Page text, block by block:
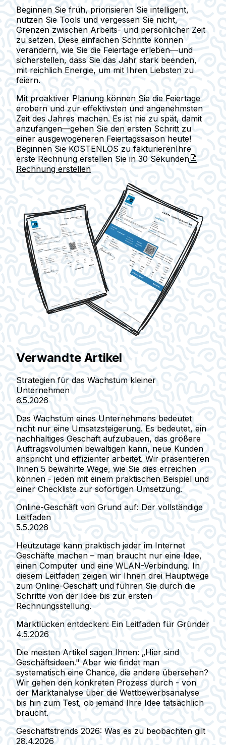
Beginnen Sie früh, priorisieren Sie intelligent,
nutzen Sie Tools und vergessen Sie nicht,
Grenzen zwischen Arbeits- und persönlicher Zeit
zu setzen. Diese einfachen Schritte können
verändern, wie Sie die Feiertage erleben—und
sicherstellen, dass Sie das Jahr stark beenden,
mit reichlich Energie, um mit Ihren Liebsten zu
feiern.
Mit proaktiver Planung können Sie die Feiertage
erobern und zur effektivsten und angenehmsten
Zeit des Jahres machen. Es ist nie zu spät, damit
anzufangen—gehen Sie den ersten Schritt zu
einer ausgewogeneren Feiertagssaison heute!
Beginnen Sie KOSTENLOS zu fakturierenIhre
erste Rechnung erstellen Sie in 30 Sekunden
Rechnung erstellen
Verwandte Artikel
Strategien für das Wachstum kleiner
Unternehmen
6.5.2026
Das Wachstum eines Unternehmens bedeutet
nicht nur eine Umsatzsteigerung. Es bedeutet, ein
nachhaltiges Geschäft aufzubauen, das größere
Auftragsvolumen bewältigen kann, neue Kunden
anspricht und effizienter arbeitet. Wir präsentieren
Ihnen 5 bewährte Wege, wie Sie dies erreichen
können - jeden mit einem praktischen Beispiel und
einer Checkliste zur sofortigen Umsetzung.
Online-Geschäft von Grund auf: Der vollständige
Leitfaden
5.5.2026
Heutzutage kann praktisch jeder im Internet
Geschäfte machen – man braucht nur eine Idee,
einen Computer und eine WLAN-Verbindung. In
diesem Leitfaden zeigen wir Ihnen drei Hauptwege
zum Online-Geschäft und führen Sie durch die
Schritte von der Idee bis zur ersten
Rechnungsstellung.
Marktlücken entdecken: Ein Leitfaden für Gründer
4.5.2026
Die meisten Artikel sagen Ihnen: „Hier sind
Geschäftsideen." Aber wie findet man
systematisch eine Chance, die andere übersehen?
Wir gehen den konkreten Prozess durch - von
der Marktanalyse über die Wettbewerbsanalyse
bis hin zum Test, ob jemand Ihre Idee tatsächlich
braucht.
Geschäftstrends 2026: Was es zu beobachten gilt
28.4.2026